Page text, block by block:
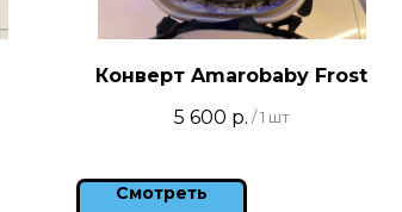
Конверт Amarobaby Frost
5 600 р. / 1 шт
Смотреть